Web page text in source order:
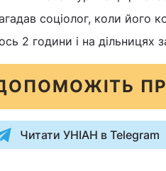
соціолог, коли його
2 години і на дільницях
Читати УНІАН в Telegram